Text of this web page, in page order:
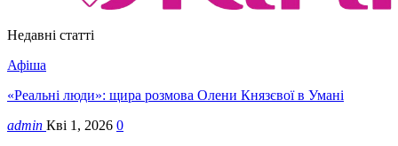
Недавні статті
Афіша
«Реальні люди»: щира розмова Олени Князєвої в Умані
admin Кві 1, 2026 0